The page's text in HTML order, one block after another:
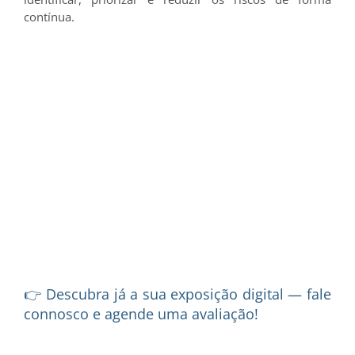
contínua.
👉 Descubra já a sua exposição digital — fale
connosco e agende uma avaliação!